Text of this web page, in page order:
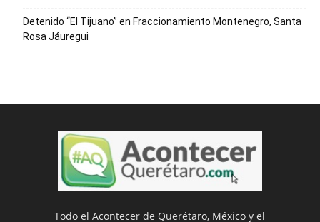
Detenido “El Tijuano” en Fraccionamiento Montenegro, Santa
Rosa Jáuregui
Todo el Acontecer de Querétaro, México y el